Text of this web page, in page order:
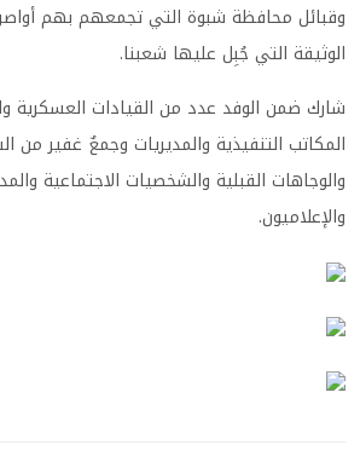
وقبائل محافظة شبوة التي تجمعهم بهم أواصر
الوثيقة التي جُبِل عليها شعبنا.
شارك ضمن الوفد عدد من القيادات العسكرية
المكاتب التنفيذية والمديريات وجمعٌ غفير من
والوجاهات القبلية والشخصيات الاجتماعية
والإعلاميون.